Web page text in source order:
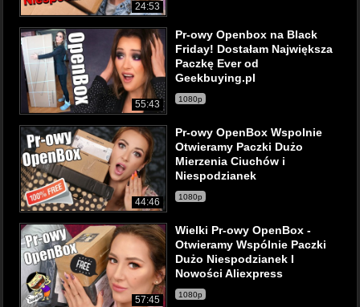
24:53
55:43
Pr-owy Openbox na Black
Friday! Dostałam Największa
Paczkę Ever od
Geekbuying.pl
1080p
44:46
Pr-owy OpenBox Wspolnie
Otwieramy Paczki Dużo
Mierzenia Ciuchów i
Niespodzianek
1080p
57:45
Wielki Pr-owy OpenBox -
Otwieramy Wspólnie Paczki
Dużo Niespodzianek I
Nowości Aliexpress
1080p